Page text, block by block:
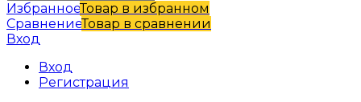
ИзбранноеТовар в избранном
СравнениеТовар в сравнении
Вход
Вход
Регистрация